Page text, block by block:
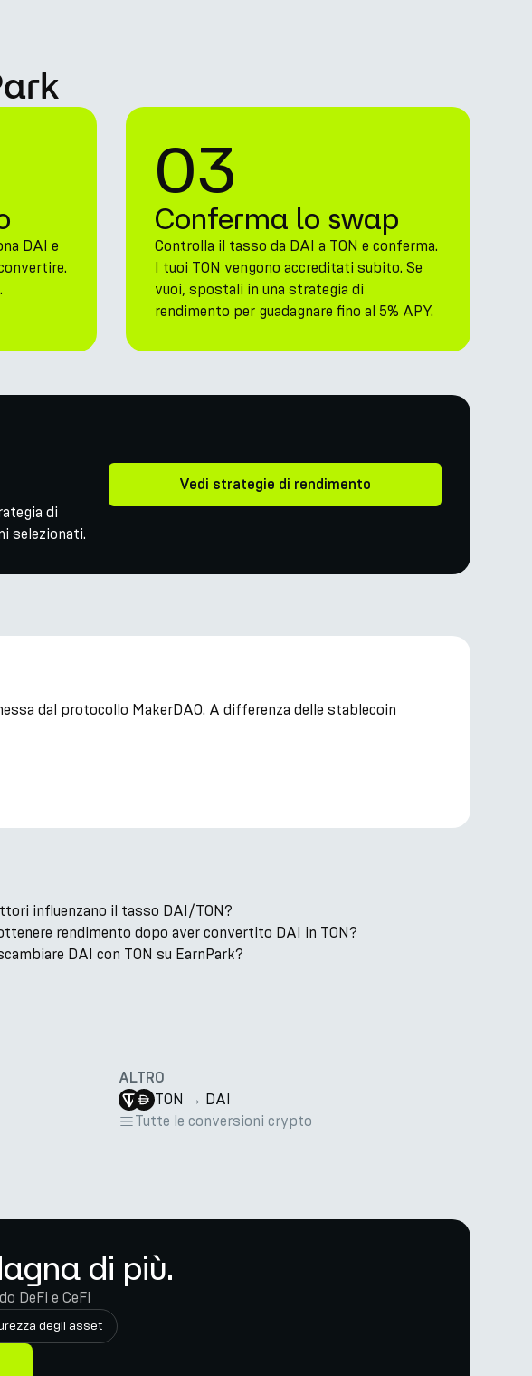
DAI e
03
Conferma lo swap
Controlla il tasso da DAI a TON e conferma.
I tuoi TON vengono accreditati subito. Se
vuoi, spostali in una strategia di
rendimento per guadagnare fino al 5% APY.
di
selezionati.
Vedi strategie di rendimento
dal protocollo MakerDAO. A differenza delle stablecoin
influenzano il tasso DAI/TON?
rendimento dopo aver convertito DAI in TON?
DAI con TON su EarnPark?
ALTRO
TON → DAI
Tutte le conversioni crypto
di più.
DeFi e CeFi
degli asset